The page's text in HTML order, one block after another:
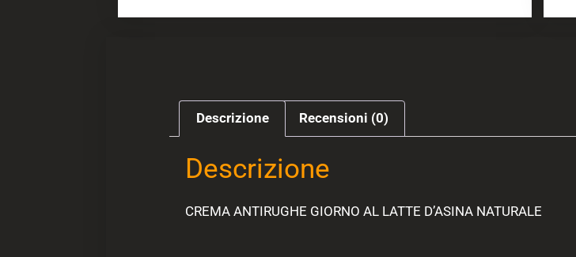
Descrizione Recensioni (0)
Descrizione
CREMA ANTIRUGHE GIORNO AL LATTE D’ASINA NATURALE